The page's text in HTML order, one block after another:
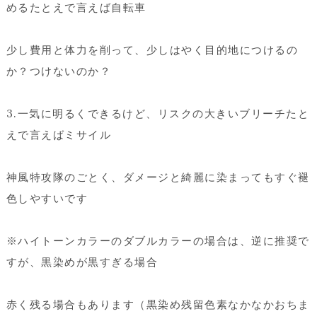
めるたとえで言えば自転車
少し費用と体力を削って、少しはやく目的地につけるの
か？つけないのか？
3.一気に明るくできるけど、リスクの大きいブリーチたと
えで言えばミサイル
神風特攻隊のごとく、ダメージと綺麗に染まってもすぐ褪
色しやすいです
※ハイトーンカラーのダブルカラーの場合は、逆に推奨で
すが、黒染めが黒すぎる場合
赤く残る場合もあります（黒染め残留色素なかなかおちま